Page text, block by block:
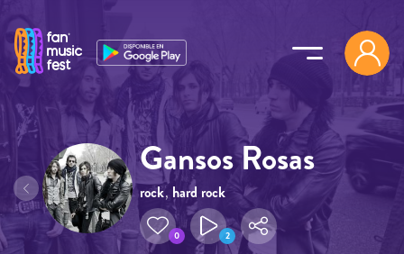
Gansos Rosas
rock, hard rock
0 2